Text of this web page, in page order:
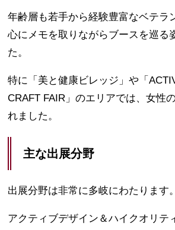
年齢層も若手から経験豊富なベテラ
心にメモを取りながらブースを巡る
た。
特に「美と健康ビレッジ」や「
CRAFT FAIR」のエリアでは、女性
れました。
主な出展分野
出展分野は非常に多岐にわたります。
アクティブデザイン＆ハイクオリテ